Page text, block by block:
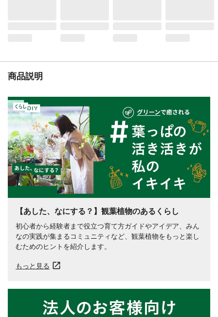
商品説明
【あした、なにする？】観葉植物のあるくらし
初心者から経験者まで役立つ育て方ガイドやアイデア、みん
なの実践が集まるコミュニティなど、観葉植物をもっと楽し
むためのヒントを紹介します。
もっと見る